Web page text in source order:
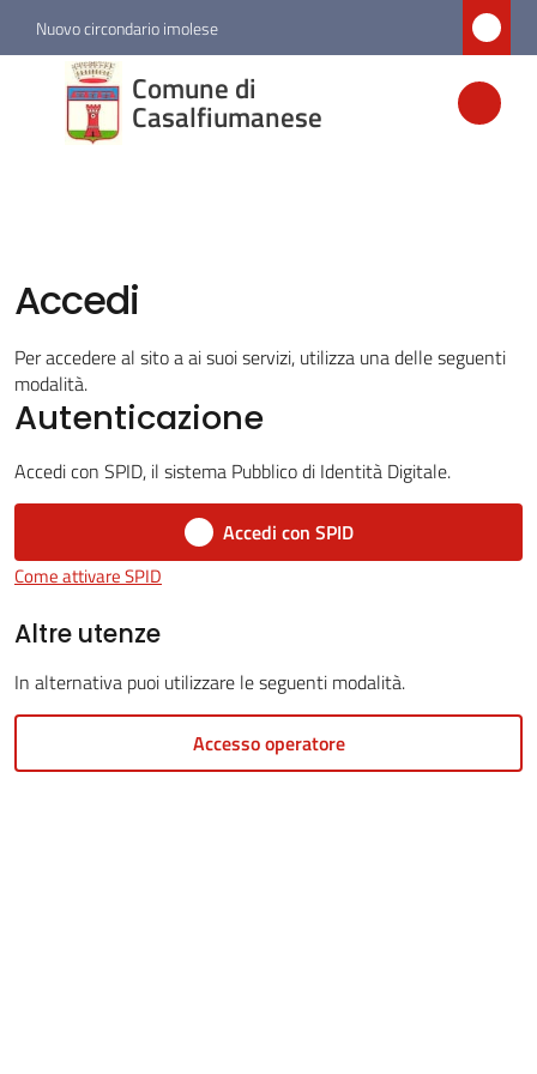
Vai al contenuto
Vai alla navigazione
Vai al footer
Nuovo circondario imolese
Comune di
Casalfiumanese
Comune di
Casalfiumanese
Novità
Menu selezionato
Servizi
Vivere
5x1000
Servizi
line
Accedi
Per accedere al sito a ai suoi servizi, utilizza una delle seguenti
modalità.
Autenticazione
Accedi con SPID, il sistema Pubblico di Identità Digitale.
Accedi con SPID
Come attivare SPID
Altre utenze
In alternativa puoi utilizzare le seguenti modalità.
Accesso operatore